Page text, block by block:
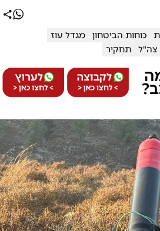
כוחות הביטחון
מגדל עוז
צה"ל תחקיר